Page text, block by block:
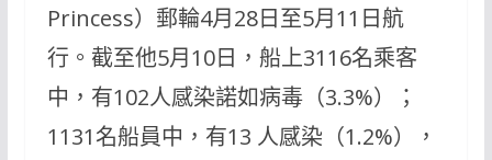
Princess）郵輪4月28日至5月11日航
行。截至他5月10日，船上3116名乘客
中，有102人感染諾如病毒（3.3%）；
1131名船員中，有13 人感染（1.2%），